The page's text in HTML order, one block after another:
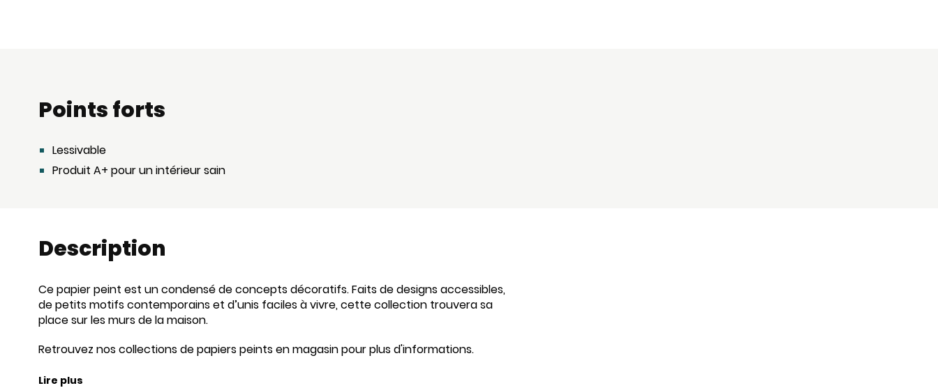
Points forts
Lessivable
Produit A+ pour un intérieur sain
Description
Ce papier peint est un condensé de concepts décoratifs. Faits de designs accessibles,
de petits motifs contemporains et d’unis faciles à vivre, cette collection trouvera sa
place sur les murs de la maison.
Retrouvez nos collections de papiers peints en magasin pour plus d'informations.
Lire plus